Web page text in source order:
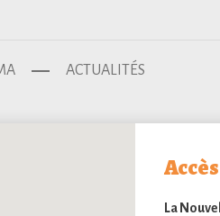
ACTUALITÉS
La